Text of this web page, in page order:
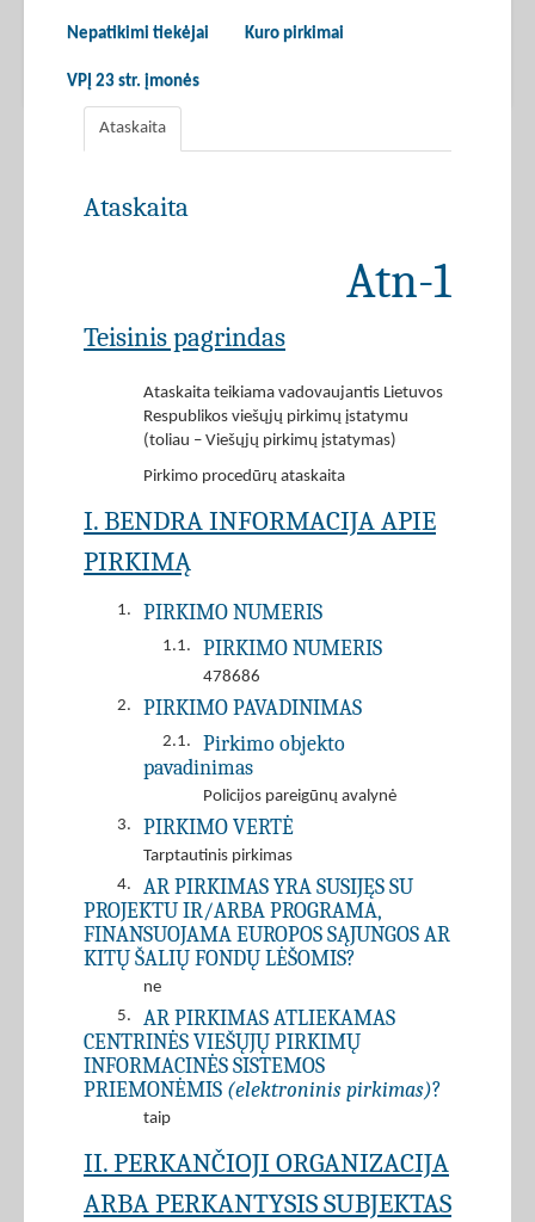
Nepatikimi tiekėjai Kuro pirkimai
VPĮ 23 str. įmonės
Ataskaita
Ataskaita
Atn-1
Teisinis pagrindas
Ataskaita teikiama vadovaujantis Lietuvos
Respublikos viešųjų pirkimų įstatymu
(toliau – Viešųjų pirkimų įstatymas)
Pirkimo procedūrų ataskaita
I. BENDRA INFORMACIJA APIE
PIRKIMĄ
1. PIRKIMO NUMERIS
1.1. PIRKIMO NUMERIS
478686
2.
PIRKIMO PAVADINIMAS
2.1.
Pirkimo objekto
pavadinimas
Policijos pareigūnų avalynė
3.
PIRKIMO VERTĖ
Tarptautinis pirkimas
4.
AR PIRKIMAS YRA SUSIJĘS SU
PROJEKTU IR/ARBA PROGRAMA,
FINANSUOJAMA EUROPOS SĄJUNGOS AR
KITŲ ŠALIŲ FONDŲ LĖŠOMIS?
ne
5.
AR PIRKIMAS ATLIEKAMAS
CENTRINĖS VIEŠŲJŲ PIRKIMŲ
INFORMACINĖS SISTEMOS
PRIEMONĖMIS (elektroninis pirkimas)?
taip
II. PERKANČIOJI ORGANIZACIJA
ARBA PERKANTYSIS SUBJEKTAS